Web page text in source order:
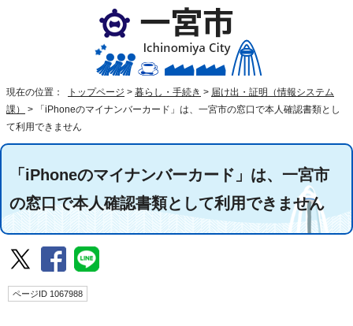
現在の位置： トップページ > 暮らし・手続き > 届け出・証明（情報システム
課）
>
「iPhoneのマイナンバーカード」は、一宮市の窓口で本人確認書類とし
て利用できません
「iPhoneのマイナンバーカード」は、一宮市
の窓口で本人確認書類として利用できません
ページID 1067988